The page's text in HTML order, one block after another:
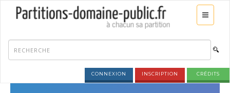
CONNEXION INSCRIPTION CRÉDITS